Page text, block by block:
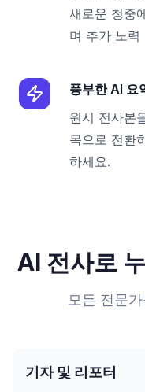
새로운 청중
며 추가 노력
풍부한 AI 요
원시 전사본
목으로 전환
하세요.
AI 전사로
모든 전문
기자 및 리포터